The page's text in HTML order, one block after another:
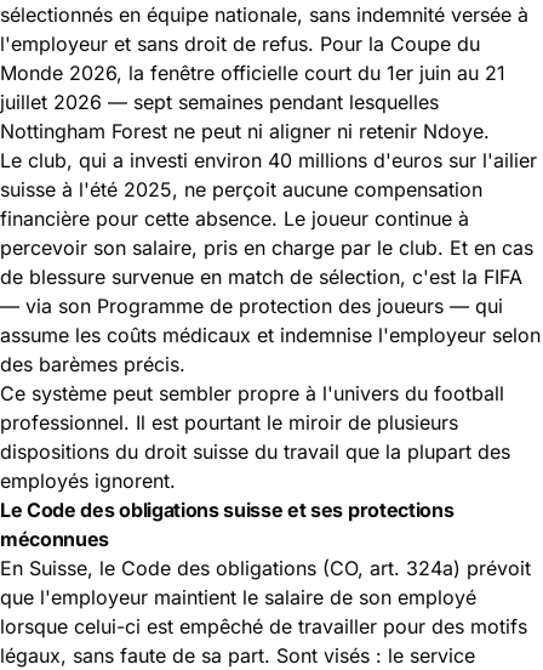
sélectionnés en équipe nationale, sans indemnité versée à
l'employeur et sans droit de refus. Pour la Coupe du
Monde 2026, la fenêtre officielle court du 1er juin au 21
juillet 2026 — sept semaines pendant lesquelles
Nottingham Forest ne peut ni aligner ni retenir Ndoye.
Le club, qui a investi environ 40 millions d'euros sur l'ailier
suisse à l'été 2025, ne perçoit aucune compensation
financière pour cette absence. Le joueur continue à
percevoir son salaire, pris en charge par le club. Et en cas
de blessure survenue en match de sélection, c'est la FIFA
— via son Programme de protection des joueurs — qui
assume les coûts médicaux et indemnise l'employeur selon
des barèmes précis.
Ce système peut sembler propre à l'univers du football
professionnel. Il est pourtant le miroir de plusieurs
dispositions du droit suisse du travail que la plupart des
employés ignorent.
Le Code des obligations suisse et ses protections
méconnues
En Suisse, le Code des obligations (CO, art. 324a) prévoit
que l'employeur maintient le salaire de son employé
lorsque celui-ci est empêché de travailler pour des motifs
légaux, sans faute de sa part. Sont visés : le service